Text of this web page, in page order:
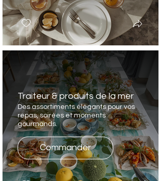
Traiteur & produits de la mer
Des assortiments élégants pour vos
repas, soirées et moments
gourmands.
Commander